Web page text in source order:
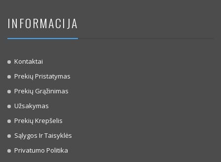
INFORMACIJA
Kontaktai
Prekių Pristatymas
Prekių Grąžinimas
Užsakymas
Prekių Krepšelis
Sąlygos Ir Taisyklės
Privatumo Politika